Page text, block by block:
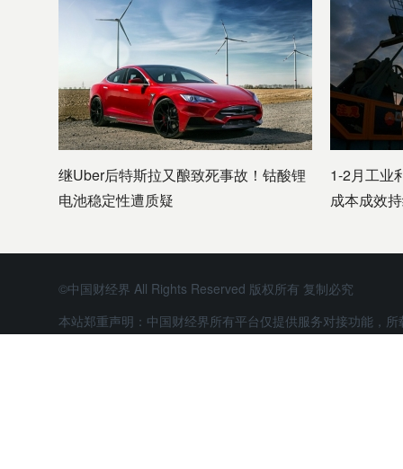
继Uber后特斯拉又酿致死事故！钴酸锂
电池稳定性遭质疑
1-2月工业
成本成效
©中国财经界 All Rights Reserved 版权所有 复制必究
本站郑重声明：中国财经界所有平台仅提供服务对接功能，